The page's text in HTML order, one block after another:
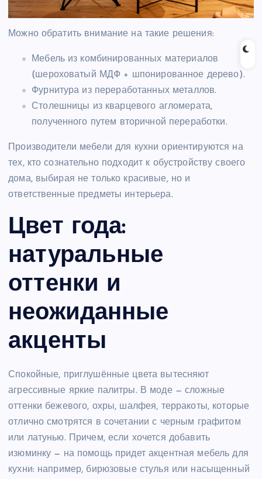
Можно обратить внимание на такие решения:
Мебель из комбинированных материалов
(шероховатый МДФ + шпонированное дерево).
Фурнитура из переработанных металлов.
Столешницы из кварцевого агломерата,
полученного путем вторичной переработки.
Производители мебели для кухни ориентируются на
тех, кто сознательно подходит к обустройству своего
дома, выбирая не только красивые, но и
ответственные предметы интерьера.
Цвет года:
натуральные
оттенки и
неожиданные
акценты
Спокойные, приглушённые цвета вытесняют
агрессивные яркие палитры. В моде — сложные
оттенки бежевого, охры, шалфея, терракоты, которые
отлично смотрятся в сочетании с черным графитом
или латунью. Причем, если хочется добавить
изюминку — на помощь придет акцентная мебель для
кухни: например, бирюзовые стулья или насыщенный